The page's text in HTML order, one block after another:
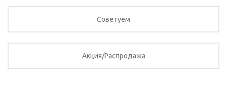
Советуем
Акция/Распродажа